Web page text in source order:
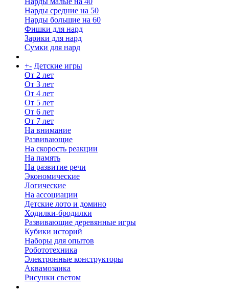
Нарды средние на 50
Нарды большие на 60
Фишки для нард
Зарики для нард
Сумки для нард
+- Детские игры
От 2 лет
От 3 лет
От 4 лет
От 5 лет
От 6 лет
От 7 лет
На внимание
Развивающие
На скорость реакции
На память
На развитие речи
Экономические
Логические
На ассоциации
Детские лото и домино
Ходилки-бродилки
Развивающие деревянные игры
Кубики историй
Наборы для опытов
Робототехника
Электронные конструкторы
Аквамозаика
Рисунки светом